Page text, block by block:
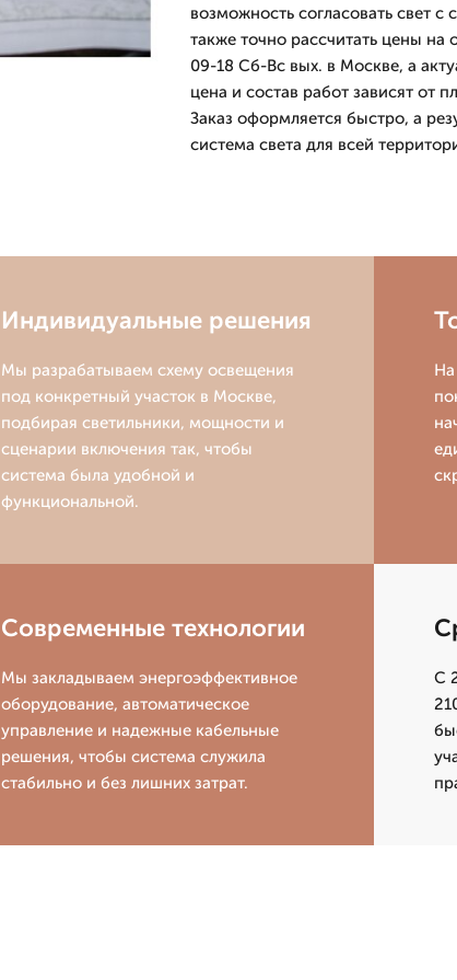
возможность согласовать свет
также точно рассчитать цены
09-18 Сб-Вс вых. в Москве, а
цена и состав работ зависят от
Заказ оформляется быстро, а
система света для всей
Индивидуальные решения
Мы разрабатываем схему освещения
под конкретный участок в Москве,
подбирая светильники, мощности и
сценарии включения так, чтобы
система была удобной и
функциональной.
На
Современные технологии
Мы закладываем энергоэффективное
оборудование, автоматическое
управление и надежные кабельные
решения, чтобы система служила
стабильно и без лишних затрат.
С